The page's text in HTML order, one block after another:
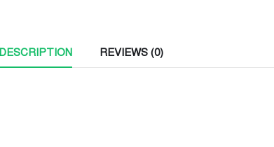
DESCRIPTION REVIEWS (0)